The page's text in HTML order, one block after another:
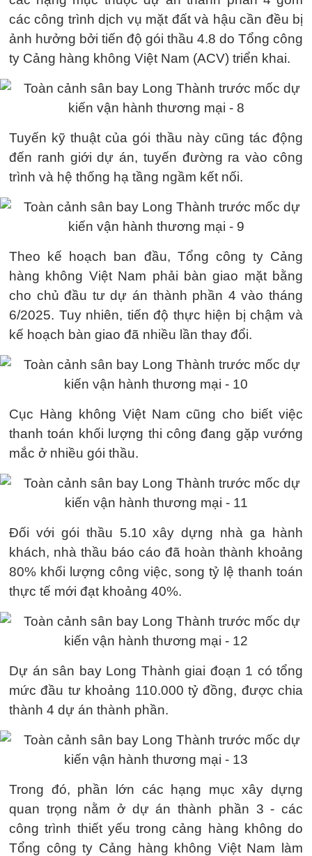
các công trình dịch vụ mặt đất và hậu cần đều bị
ảnh hưởng bởi tiến độ gói thầu 4.8 do Tổng công
ty Cảng hàng không Việt Nam (ACV) triển khai.
Tuyến kỹ thuật của gói thầu này cũng tác động
đến ranh giới dự án, tuyến đường ra vào công
trình và hệ thống hạ tầng ngầm kết nối.
Theo kế hoạch ban đầu, Tổng công ty Cảng
hàng không Việt Nam phải bàn giao mặt bằng
cho chủ đầu tư dự án thành phần 4 vào tháng
6/2025. Tuy nhiên, tiến độ thực hiện bị chậm và
kế hoạch bàn giao đã nhiều lần thay đổi.
Cục Hàng không Việt Nam cũng cho biết việc
thanh toán khối lượng thi công đang gặp vướng
mắc ở nhiều gói thầu.
Đối với gói thầu 5.10 xây dựng nhà ga hành
khách, nhà thầu báo cáo đã hoàn thành khoảng
80% khối lượng công việc, song tỷ lệ thanh toán
thực tế mới đạt khoảng 40%.
Dự án sân bay Long Thành giai đoạn 1 có tổng
mức đầu tư khoảng 110.000 tỷ đồng, được chia
thành 4 dự án thành phần.
Trong đó, phần lớn các hạng mục xây dựng
quan trọng nằm ở dự án thành phần 3 - các
công trình thiết yếu trong cảng hàng không do
Tổng công ty Cảng hàng không Việt Nam làm